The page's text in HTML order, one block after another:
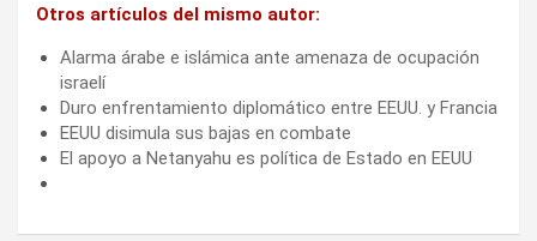
Otros artículos del mismo autor:
Alarma árabe e islámica ante amenaza de ocupación
israelí
Duro enfrentamiento diplomático entre EEUU. y Francia
EEUU disimula sus bajas en combate
El apoyo a Netanyahu es política de Estado en EEUU